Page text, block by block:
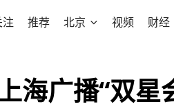
注 推荐 北京 视频 财经
海广播“双星